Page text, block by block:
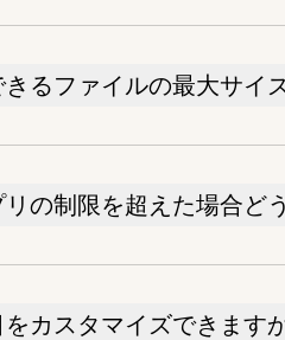
るファイルの最大サイ
の制限を超えた場合ど
カスタマイズできます